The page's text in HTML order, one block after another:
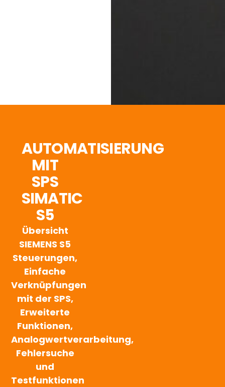
AUTOMATISIERUNG
MIT
SPS
SIMATIC
S5
Übersicht
SIEMENS S5
Steuerungen,
Einfache
Verknüpfungen
mit der SPS,
Erweiterte
Funktionen,
Analogwertverarbeitung,
Fehlersuche
und
Testfunktionen